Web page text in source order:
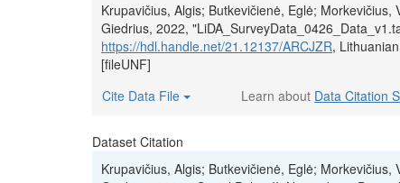
Krupavičius, Algis; Butkevičienė, Eglė;
Giedrius, 2022,
https://hdl.handle.net/21.12137/ARCJZR,
[fileUNF]
Cite Data File
Learn about Data Citation
Dataset Citation
Krupavičius, Algis; Butkevičienė, Eglė;